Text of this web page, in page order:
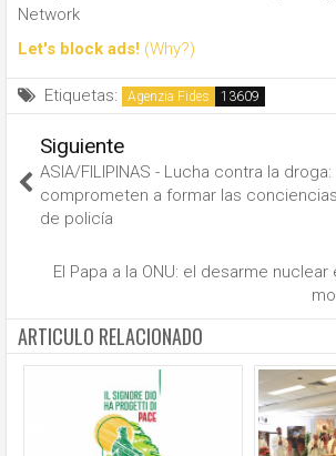
Network
Let's block ads! (Why?)
Etiquetas: Agenzia Fides
Siguiente
ASIA/FILIPINAS - Lucha contra la
comprometen a formar las
de policía
El Papa a la ONU: el desarme
ARTICULO RELACIONADO